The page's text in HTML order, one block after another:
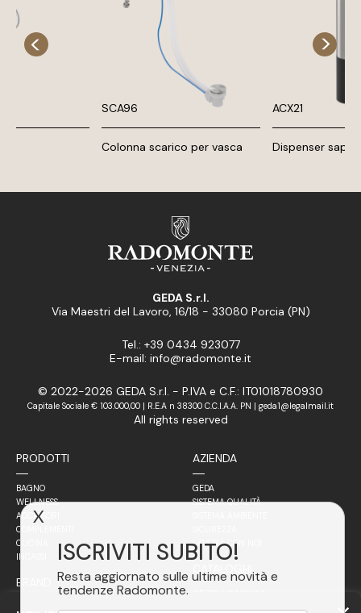
SCA96
Colonna scarico per vasca
ACX21
Dispenser
GEDA S.r.l.
Via Maestri del Lavoro, 16/18 - 33080 Porcia (PN)
Tel.: +39 0434 923077
E-mail: info@radomonte.it
© 2022-2026 GEDA S.r.l. - P.IVA e C.F.: IT01018780930
Capitale Sociale € 103.000,00 | R.E.A n 38300 C.C.I.A.A. PN | geda1@legalmail.it
All rights reserved
PRODOTTI
BAGNO
WELLNESS
ACCESSORI
COMPLEMENTI
CUCINA
INCASSI
BRAND
AZIENDA
GEDA
SISTEMA QUALITÀ
LAVORA CON NOI
X
ISCRIVITI SUBITO!
Resta aggiornato sulle ultime novità e
tendenze Radomonte.